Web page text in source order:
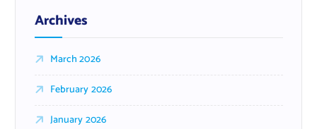
Archives
March 2026
February 2026
January 2026